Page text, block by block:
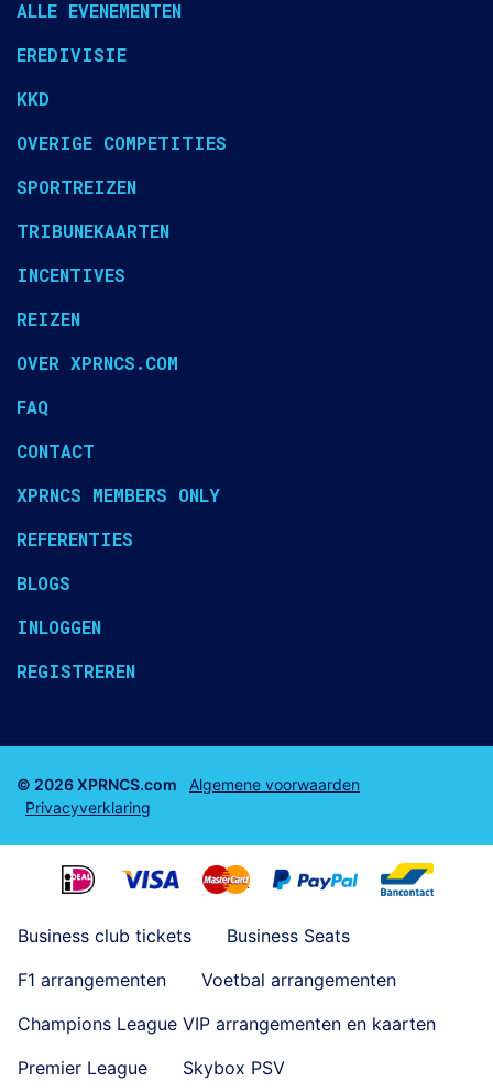
ALLE EVENEMENTEN
EREDIVISIE
KKD
OVERIGE COMPETITIES
SPORTREIZEN
TRIBUNEKAARTEN
INCENTIVES
REIZEN
OVER XPRNCS.COM
FAQ
CONTACT
XPRNCS MEMBERS ONLY
REFERENTIES
BLOGS
INLOGGEN
REGISTREREN
© 2026 XPRNCS.com
Algemene voorwaarden
Privacyverklaring
Business club tickets
Business Seats
F1 arrangementen
Voetbal arrangementen
Champions League VIP arrangementen en kaarten
Premier League
Skybox PSV